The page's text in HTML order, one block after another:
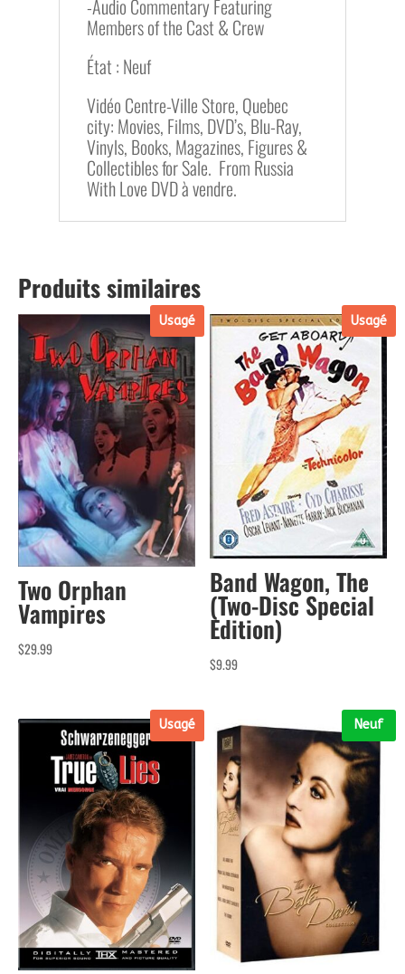
-Audio Commentary Featuring
Members of the Cast & Crew
État : Neuf
Vidéo Centre-Ville Store, Quebec
city: Movies, Films, DVD’s, Blu-Ray,
Vinyls, Books, Magazines, Figures &
Collectibles for Sale. From Russia
With Love DVD à vendre.
Produits similaires
Usagé
Two Orphan
Vampires
$29.99
Usagé
Band Wagon, The
(Two-Disc Special
Edition)
$9.99
Usagé Neuf